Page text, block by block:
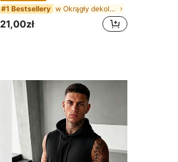
#1 Bestsellery w Okrągły dekolt Koszulki męskie
21,00zł